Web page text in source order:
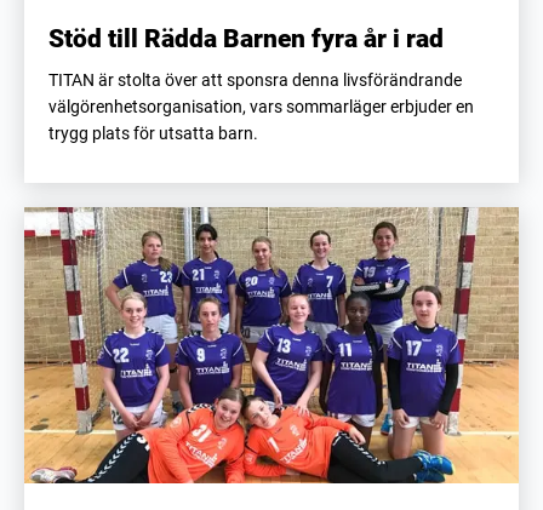
Stöd till Rädda Barnen fyra år i rad
TITAN är stolta över att sponsra denna livsförändrande
välgörenhetsorganisation, vars sommarläger erbjuder en
trygg plats för utsatta barn.